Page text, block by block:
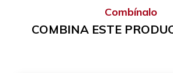
Combínalo
COMBINA ESTE